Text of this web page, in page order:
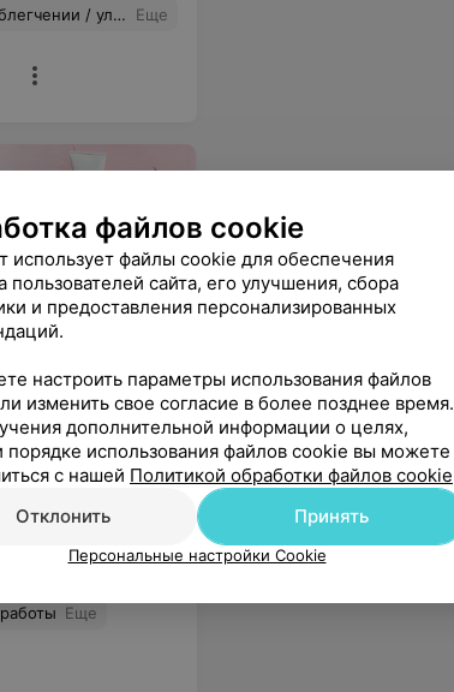
дерматита Еще
мечты
сколько стоят
средства в
Еще
файлов cookie
использует файлы cookie для обеспечения
пользователей сайта, его улучшения, сбора
и предоставления персонализированных
настроить параметры использования файлов
изменить свое согласие в более позднее время.
дополнительной информации о целях,
порядке использования файлов cookie вы можете
с нашей Политикой обработки файлов cookie
Отклонить
Принять
Персональные настройки Cookie